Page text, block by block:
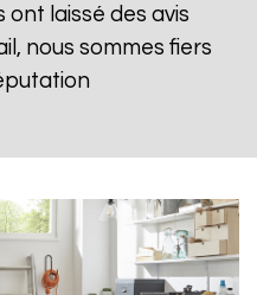
ont laissé des avis
nous sommes fiers